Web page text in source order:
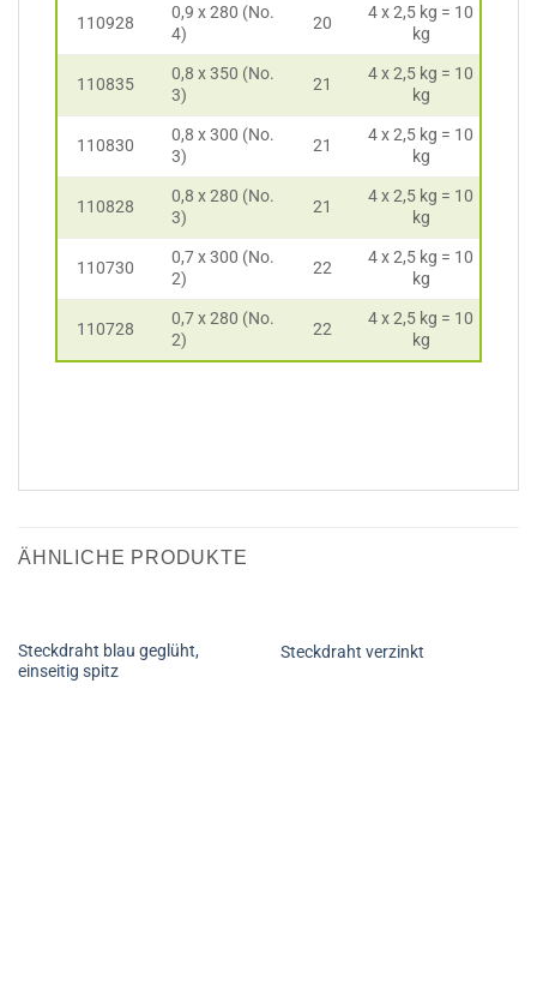
110928
0,9 x 280 (No.
4)
20
4 x 2,5 kg = 10
kg
110835
0,8 x 350 (No.
3)
21
4 x 2,5 kg = 10
kg
110830
0,8 x 300 (No.
3)
21
4 x 2,5 kg = 10
kg
110828
0,8 x 280 (No.
3)
21
4 x 2,5 kg = 10
kg
110730
0,7 x 300 (No.
2)
22
4 x 2,5 kg = 10
kg
110728
0,7 x 280 (No.
2)
22
4 x 2,5 kg = 10
kg
ÄHNLICHE PRODUKTE
Steckdraht blau geglüht,
einseitig spitz
Steckdraht verzinkt